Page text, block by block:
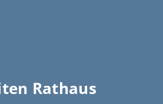
Rathaus